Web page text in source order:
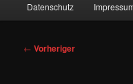
Datenschutz
Beitragsnavigation
← Vorheriger